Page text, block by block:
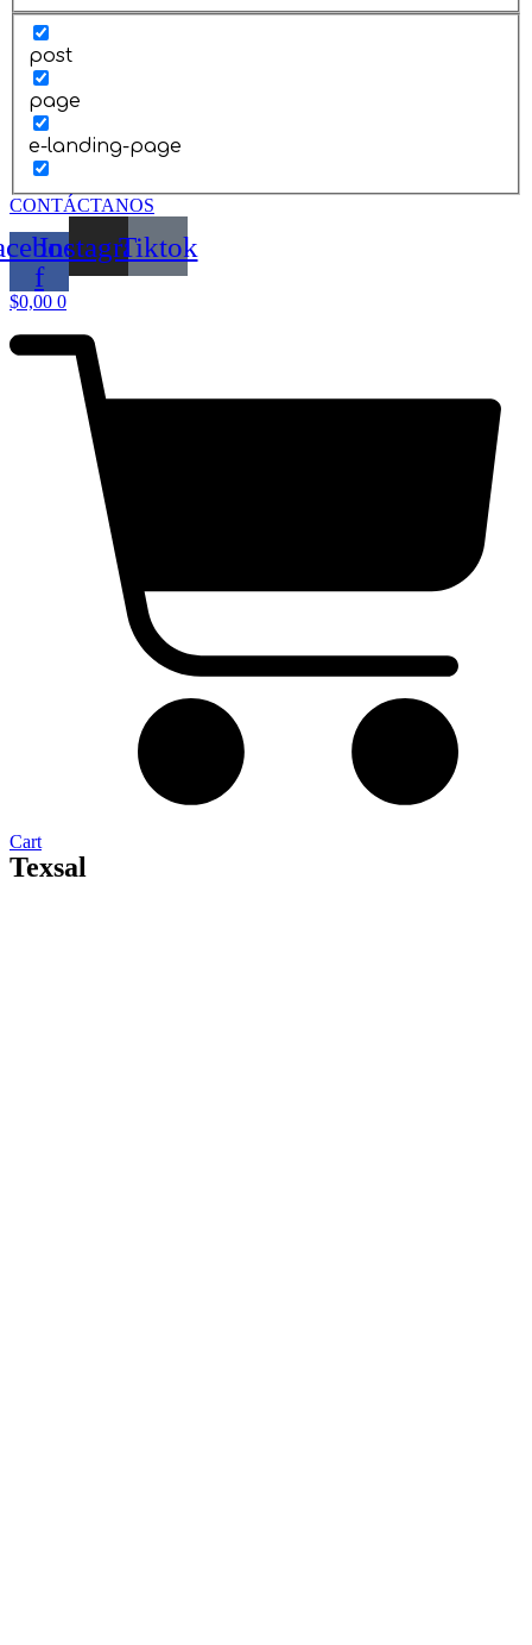
post
page
e-landing-page
CONTÁCTANOS
f
InstagramTiktok
$0,00 0
Cart
Texsal